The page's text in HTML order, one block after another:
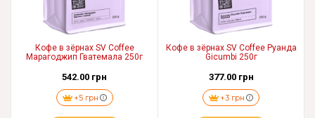
Кофе в зёрнах SV Coffee
Марагоджип Гватемала 250г
542.00 грн
+5 грн
Кофе в зёрнах SV Coffee Руанда
Gicumbi 250г
377.00 грн
+3 грн